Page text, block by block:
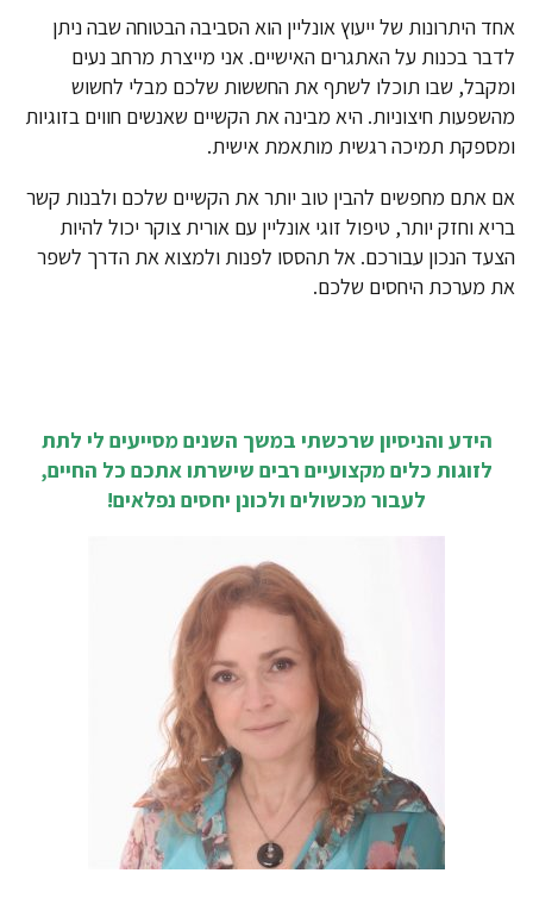
אחד היתרונות של ייעוץ אונליין הוא הסביבה הבטוחה שבה ניתן
לדבר בכנות על האתגרים האישיים. אני מייצרת מרחב נעים
ומקבל, שבו תוכלו לשתף את החששות שלכם מבלי לחשוש
מהשפעות חיצוניות. היא מבינה את הקשיים שאנשים חווים בזוגיות
ומספקת תמיכה רגשית מותאמת אישית.
אם אתם מחפשים להבין טוב יותר את הקשיים שלכם ולבנות קשר
בריא וחזק יותר, טיפול זוגי אונליין עם אורית צוקר יכול להיות
הצעד הנכון עבורכם. אל תהססו לפנות ולמצוא את הדרך לשפר
את מערכת היחסים שלכם.
הידע והניסיון שרכשתי במשך השנים מסייעים לי לתת
לזוגות כלים מקצועיים רבים שישרתו אתכם כל החיים,
לעבור מכשולים ולכונן יחסים נפלאים!